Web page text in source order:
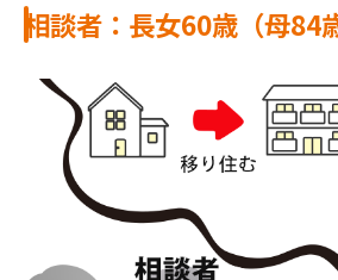
相談者：長女60歳（母84